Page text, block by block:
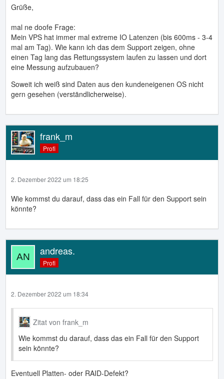
Grüße,
mal ne doofe Frage:
Mein VPS hat immer mal extreme IO Latenzen (bis 600ms - 3-4
mal am Tag). Wie kann ich das dem Support zeigen, ohne
einen Tag lang das Rettungssystem laufen zu lassen und dort
eine Messung aufzubauen?
Soweit ich weiß sind Daten aus den kundeneigenen OS nicht
gern gesehen (verständlicherweise).
frank_m
Profi
2. Dezember 2022 um 18:25
Wie kommst du darauf, dass das ein Fall für den Support sein
könnte?
andreas.
Profi
2. Dezember 2022 um 18:34
Zitat von frank_m
Wie kommst du darauf, dass das ein Fall für den Support
sein könnte?
Eventuell Platten- oder RAID-Defekt?